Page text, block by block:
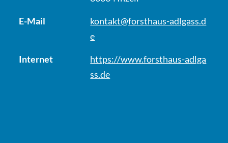
E-Mail
kontakt@forsthaus-adlgass.d
e
Internet
https://www.forsthaus-adlga
ss.de